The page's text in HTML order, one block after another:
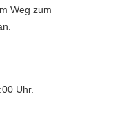
Weg zum
Uhr.